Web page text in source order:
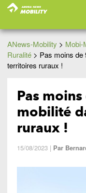
ANews-Mobility > Mobi-
Ruralité > Pas moins de
territoires ruraux !
Pas
mobilité
ruraux !
15/08/2023 | Par